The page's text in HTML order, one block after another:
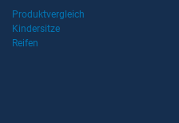
Produktvergleich
Kindersitze
Reifen